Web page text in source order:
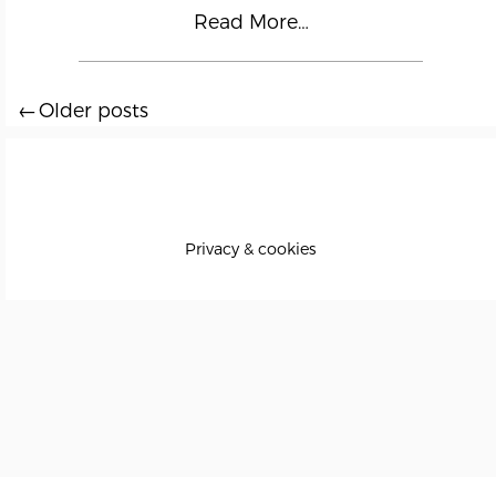
Read More…
Posts
Older posts
Privacy & cookies